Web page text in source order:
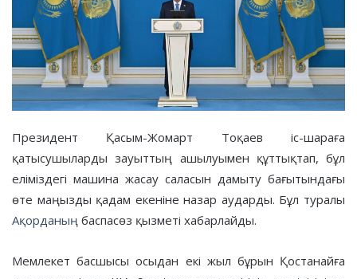
Президент Қасым-Жомарт Тоқаев іс-шараға
қатысушыларды зауыттың ашылуымен құттықтап, бұл
еліміздегі машина жасау саласын дамыту бағытындағы
өте маңызды қадам екеніне назар аударды. Бұл туралы
Ақорданың баспасөз қызметі хабарлайды.
Мемлекет басшысы осыдан екі жыл бұрын Қостанайға